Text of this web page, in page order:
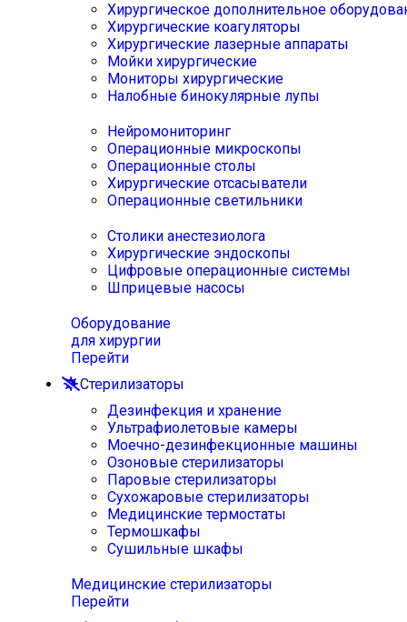
Хирургическое дополнительное
Хирургические коагуляторы
Хирургические лазерные аппараты
Мойки хирургические
Мониторы хирургические
Налобные бинокулярные лупы
Нейромониторинг
Операционные микроскопы
Операционные столы
Хирургические отсасыватели
Операционные светильники
Столики анестезиолога
Хирургические эндоскопы
Цифровые операционные системы
Шприцевые насосы
Оборудование
для хирургии
Перейти
Стерилизаторы
Дезинфекция и хранение
Ультрафиолетовые камеры
Моечно-дезинфекционные машины
Озоновые стерилизаторы
Паровые стерилизаторы
Сухожаровые стерилизаторы
Медицинские термостаты
Термошкафы
Сушильные шкафы
Медицинские стерилизаторы
Перейти